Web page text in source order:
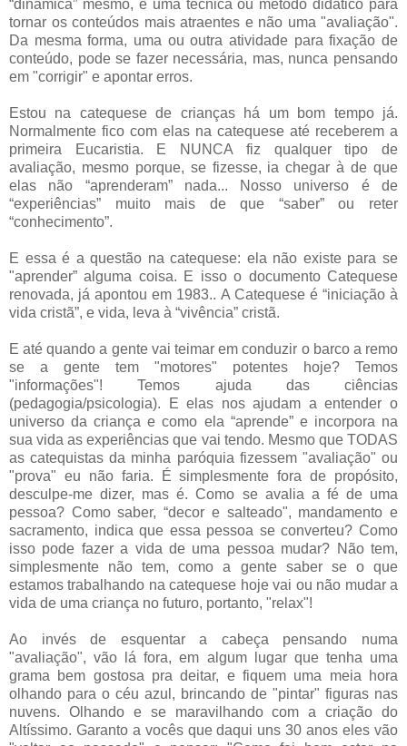
“dinâmica” mesmo, é uma técnica ou método didático para
tornar os conteúdos mais atraentes e não uma "avaliação".
Da mesma forma, uma ou outra atividade para fixação de
conteúdo, pode se fazer necessária, mas, nunca pensando
em "corrigir" e apontar erros.
Estou na catequese de crianças há um bom tempo já.
Normalmente fico com elas na catequese até receberem a
primeira Eucaristia. E NUNCA fiz qualquer tipo de
avaliação, mesmo porque, se fizesse, ia chegar à de que
elas não “aprenderam” nada... Nosso universo é de
“experiências” muito mais de que “saber” ou reter
“conhecimento”.
E essa é a questão na catequese: ela não existe para se
"aprender” alguma coisa. E isso o documento Catequese
renovada, já apontou em 1983.. A Catequese é “iniciação à
vida cristã”, e vida, leva à “vivência” cristã.
E até quando a gente vai teimar em conduzir o barco a remo
se a gente tem "motores" potentes hoje? Temos
"informações"! Temos ajuda das ciências
(pedagogia/psicologia). E elas nos ajudam a entender o
universo da criança e como ela “aprende” e incorpora na
sua vida as experiências que vai tendo. Mesmo que TODAS
as catequistas da minha paróquia fizessem "avaliação" ou
"prova" eu não faria. É simplesmente fora de propósito,
desculpe-me dizer, mas é. Como se avalia a fé de uma
pessoa? Como saber, “decor e salteado", mandamento e
sacramento, indica que essa pessoa se converteu? Como
isso pode fazer a vida de uma pessoa mudar? Não tem,
simplesmente não tem, como a gente saber se o que
estamos trabalhando na catequese hoje vai ou não mudar a
vida de uma criança no futuro, portanto, "relax"!
Ao invés de esquentar a cabeça pensando numa
"avaliação", vão lá fora, em algum lugar que tenha uma
grama bem gostosa pra deitar, e fiquem uma meia hora
olhando para o céu azul, brincando de "pintar" figuras nas
nuvens. Olhando e se maravilhando com a criação do
Altíssimo. Garanto a vocês que daqui uns 30 anos eles vão